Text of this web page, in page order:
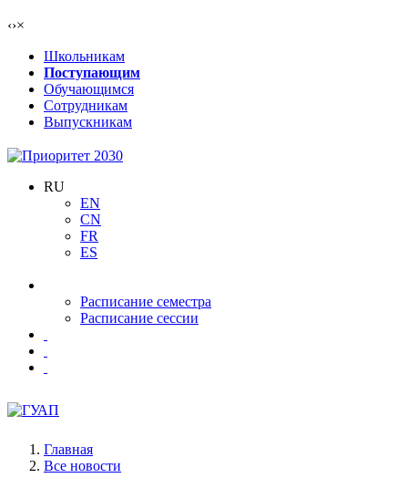
‹›×
Школьникам
Поступающим
Обучающимся
Сотрудникам
Выпускникам
RU
EN
CN
FR
ES
Расписание семестра
Расписание сессии
Главная
Все новости